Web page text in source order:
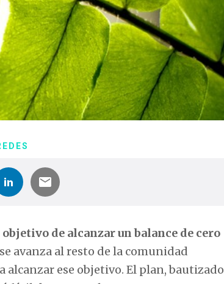
de alcanzar un balance de cero
avanza al resto de la comunidad
ese objetivo. El plan, bautizado